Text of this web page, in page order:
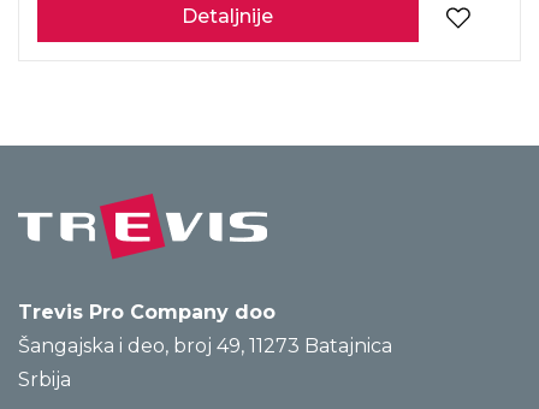
Detaljnije
Trevis Pro Company doo
Šangajska i deo, broj 49, 11273 Batajnica
Srbija